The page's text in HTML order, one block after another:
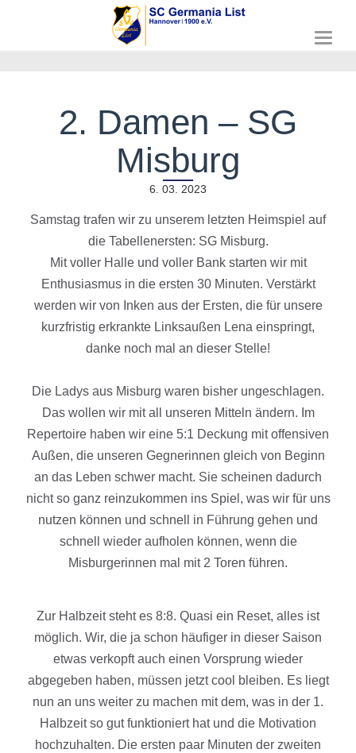
T
a
2. Damen – SG
Misburg
6. 03. 2023
Samstag trafen wir zu unserem letzten Heimspiel auf
die Tabellenersten: SG Misburg.
Mit voller Halle und voller Bank starten wir mit
Enthusiasmus in die ersten 30 Minuten. Verstärkt
werden wir von Inken aus der Ersten, die für unsere
kurzfristig erkrankte Linksaußen Lena einspringt,
danke noch mal an dieser Stelle!
Die Ladys aus Misburg waren bisher ungeschlagen.
Das wollen wir mit all unseren Mitteln ändern. Im
Repertoire haben wir eine 5:1 Deckung mit offensiven
Außen, die unseren Gegnerinnen gleich von Beginn
an das Leben schwer macht. Sie scheinen dadurch
nicht so ganz reinzukommen ins Spiel, was wir für uns
nutzen können und schnell in Führung gehen und
schnell wieder aufholen können, wenn die
Misburgerinnen mal mit 2 Toren führen.
Zur Halbzeit steht es 8:8. Quasi ein Reset, alles ist
möglich. Wir, die ja schon häufiger in dieser Saison
etwas verkopft auch einen Vorsprung wieder
abgegeben haben, müssen jetzt cool bleiben. Es liegt
nun an uns weiter zu machen mit dem, was in der 1.
Halbzeit so gut funktioniert hat und die Motivation
hochzuhalten. Die ersten paar Minuten der zweiten